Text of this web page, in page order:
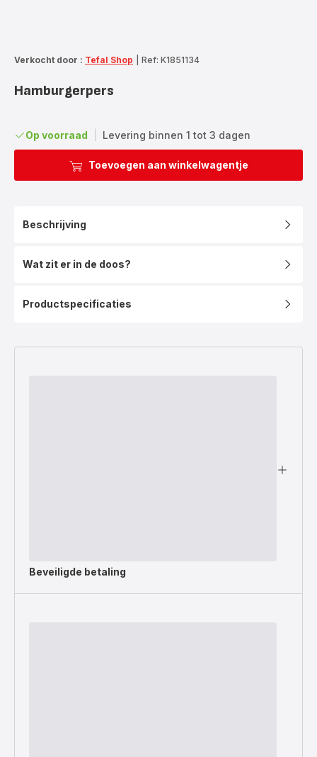
Verkocht door : Tefal Shop Ref: K1851134
Hamburgerpers
Op voorraad Levering binnen 1 tot 3 dagen
Toevoegen aan winkelwagentje
Beschrijving
Wat zit er in de doos?
Productspecificaties
Beveiligde betaling